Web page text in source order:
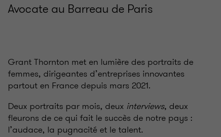
Avocate au Barreau de Paris
Grant Thornton met en lumière des portraits de
femmes, dirigeantes d’entreprises innovantes
partout en France depuis mars 2021.
Deux portraits par mois, deux interviews, deux
fleurons de ce qui fait le succès de notre pays :
l’audace, la pugnacité et le talent.